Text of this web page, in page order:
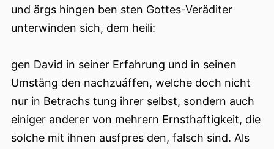
und ärgs hingen ben sten Gottes-Veräditer
unterwinden sich, dem heili:
gen David in seiner Erfahrung und in seinen
Umstäng den nachzuáffen, welche doch nicht
nur in Betrachs tung ihrer selbst, sondern auch
einiger anderer von mehrern Ernsthaftigkeit, die
solche mit ihnen ausfpres den, falsch sind. Als